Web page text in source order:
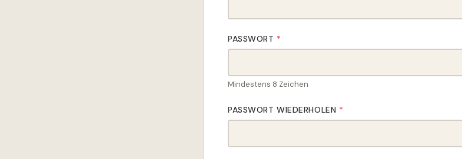
PASSWORT *
Mindestens 8 Zeichen
PASSWORT WIEDERHOLEN *